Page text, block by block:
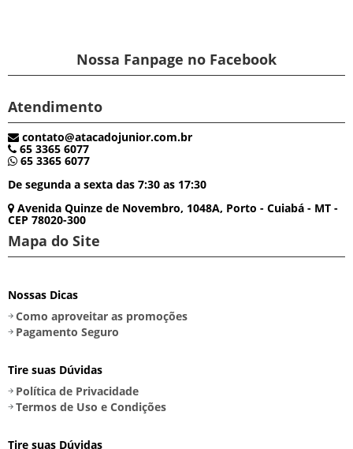
Nossa Fanpage no Facebook
Atendimento
contato@atacadojunior.com.br
65 3365 6077
65 3365 6077
De segunda a sexta das 7:30 as 17:30
Avenida Quinze de Novembro, 1048A, Porto - Cuiabá - MT -
CEP 78020-300
Mapa do Site
Nossas Dicas
Como aproveitar as promoções
Pagamento Seguro
Tire suas Dúvidas
Política de Privacidade
Termos de Uso e Condições
Tire suas Dúvidas